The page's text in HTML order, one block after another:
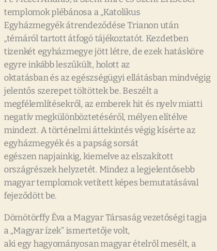
templomok plébánosa a „Katolikus
Egyházmegyék átrendeződése Trianon után
„témáról tartott átfogó tájékoztatót. Kezdetben
tizenkét egyházmegye jött létre, de ezek hatásköre
egyre inkább leszűkült, holott az
oktatásban és az egészségügyi ellátásban mindvégig
jelentős szerepet töltöttek be. Beszélt a
megfélemlítésekről, az emberek hit és nyelv miatti
negatív megkülönböztetéséről, mélyen elítélve
mindezt. A történelmi áttekintés végig kísérte az
egyházmegyék és a papság sorsát
egészen napjainkig, kiemelve az elszakított
országrészek helyzetét. Mindez a legjelentősebb
magyar templomok vetített képes bemutatásával
fejeződött be.
Dömötörffy Éva a Magyar Társaság vezetőségi tagja
a „Magyar ízek” ismertetője volt,
aki egy hagyományosan magyar ételről mesélt, a